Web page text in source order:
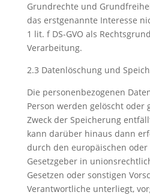
Grundrechte und
das erstgenannte Interesse
1 lit. f DS-GVO als
Verarbeitung.
2.3 Datenlöschung und
Die personenbezogenen
Person werden gelöscht oder
Zweck der Speicherung
kann darüber hinaus dann
durch den europäischen
Gesetzgeber in
Gesetzen oder sonstigen
Verantwortliche unterliegt,